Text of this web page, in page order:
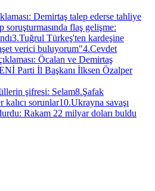
Demirtaş talep ederse tahliye
soruşturmasında flaş gelişme:
3.Tuğrul Türkeş'ten kardeşine
verici buluyorum"4.Cevdet
Öcalan ve Demirtaş
Parti İl Başkanı İlksen Özalper
şifresi: Selam8.Şafak
kalıcı sorunlar10.Ukrayna savaşı
Rakam 22 milyar doları buldu